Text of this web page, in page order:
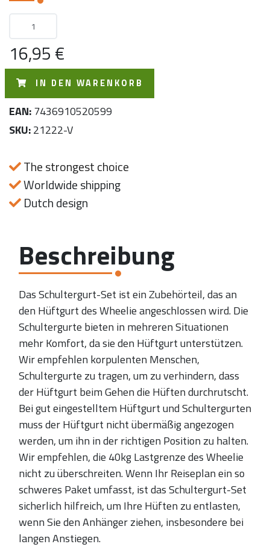
16,95 €
IN DEN WARENKORB
EAN:7436910520599
SKU:21222-V
The strongest choice
Worldwide shipping
Dutch design
Beschreibung
Das Schultergurt-Set ist ein Zubehörteil, das an
den Hüftgurt des Wheelie angeschlossen wird. Die
Schultergurte bieten in mehreren Situationen
mehr Komfort, da sie den Hüftgurt unterstützen.
Wir empfehlen korpulenten Menschen,
Schultergurte zu tragen, um zu verhindern, dass
der Hüftgurt beim Gehen die Hüften durchrutscht.
Bei gut eingestelltem Hüftgurt und Schultergurten
muss der Hüftgurt nicht übermäßig angezogen
werden, um ihn in der richtigen Position zu halten.
Wir empfehlen, die 40kg Lastgrenze des Wheelie
nicht zu überschreiten. Wenn Ihr Reiseplan ein so
schweres Paket umfasst, ist das Schultergurt-Set
sicherlich hilfreich, um Ihre Hüften zu entlasten,
wenn Sie den Anhänger ziehen, insbesondere bei
langen Anstiegen.